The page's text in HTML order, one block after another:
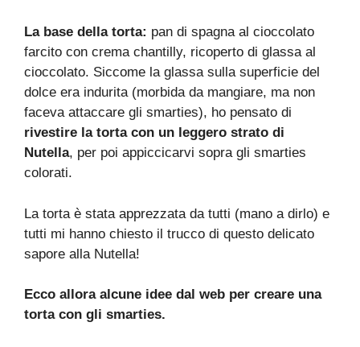
La base della torta: pan di spagna al cioccolato
farcito con crema chantilly, ricoperto di glassa al
cioccolato. Siccome la glassa sulla superficie del
dolce era indurita (morbida da mangiare, ma non
faceva attaccare gli smarties), ho pensato di
rivestire la torta con un leggero strato di
Nutella, per poi appiccicarvi sopra gli smarties
colorati.
La torta è stata apprezzata da tutti (mano a dirlo) e
tutti mi hanno chiesto il trucco di questo delicato
sapore alla Nutella!
Ecco allora alcune idee dal web per creare una
torta con gli smarties.